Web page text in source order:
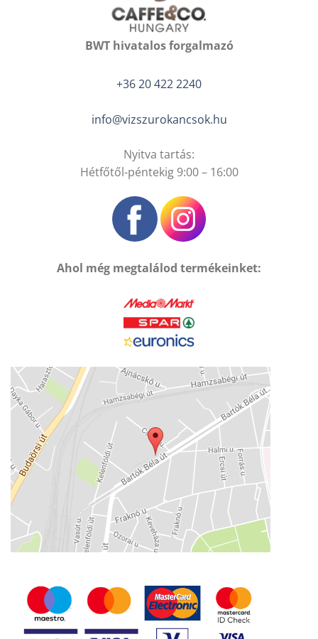
BWT hivatalos forgalmazó
+36 20 422 2240
info@vizszurokancsok.hu
Nyitva tartás:
Hétfőtől-péntekig 9:00 – 16:00
Ahol még megtalálod termékeinket: